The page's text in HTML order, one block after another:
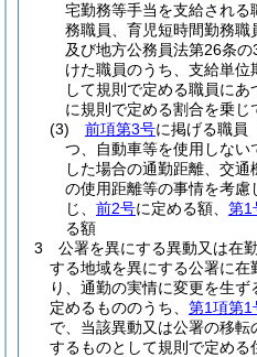
宅勤務等手当を支給される
務職員、育児短時間勤務職
及び地方公務員法第26条
けた職員のうち、支給単
して規則で定める職員に
に規則で定める割合を乗じ
(3)
前項第3号に掲げる職
つ、自動車等を使用しない
した場合の通勤距離、交
の使用距離等の事情を考
じ、 前2号に定める額、 第1
る額
3
公署を異にする異動又は在
する地域を異にする公署に在
り、通勤の実情に変更を生
定めるもののうち、 第1項第1
で、当該異動又は公署の移転
するものとして規則で定める